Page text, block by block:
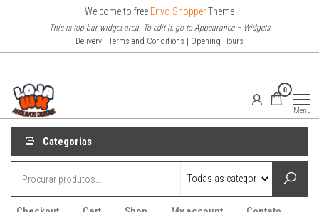
o
Welcome to free Envo ShopperTheme
This is top bar widget area. To edit it, go to Appearance – Widgets
Delivery | Terms and Conditions | Opening Hours
Arquivo
Digitais
0
Menu
Categorias